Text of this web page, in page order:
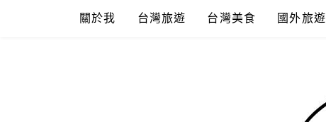
關於我 台灣旅遊 台灣美食 國外旅遊